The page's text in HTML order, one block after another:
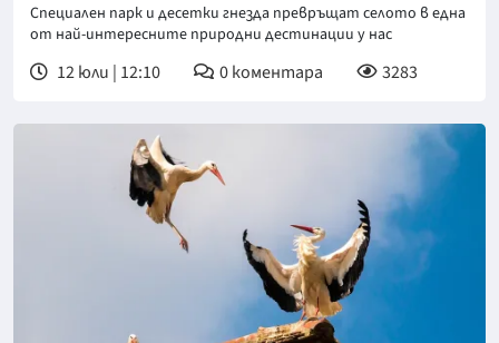
Специален парк и десетки гнезда превръщат селото в една
от най-интересните природни дестинации у нас
12 юли | 12:10 0коментара 3283